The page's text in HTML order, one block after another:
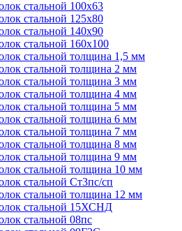
стальной 100х63
стальной 125х80
стальной 140х90
стальной 160х100
стальной толщина 1,5 мм
стальной толщина 2 мм
стальной толщина 3 мм
стальной толщина 4 мм
стальной толщина 5 мм
стальной толщина 6 мм
стальной толщина 7 мм
стальной толщина 8 мм
стальной толщина 9 мм
стальной толщина 10 мм
стальной Ст3пс/сп
стальной толщина 12 мм
стальной 15ХСНД
стальной 08пс